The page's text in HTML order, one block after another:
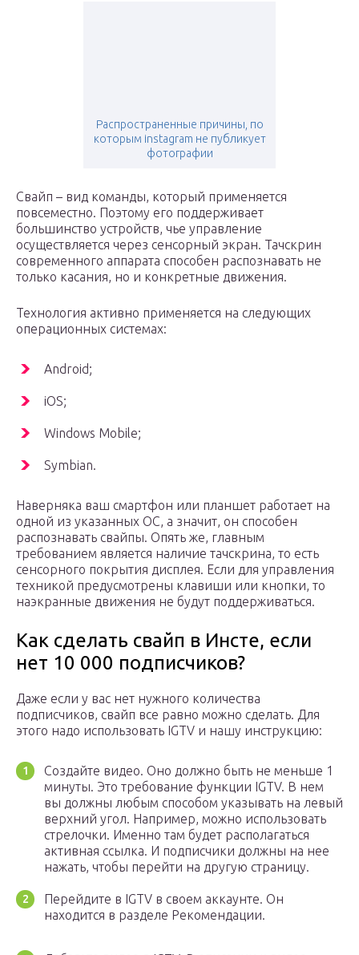
Распространенные причины, по
которым instagram не публикует
фотографии
Свайп – вид команды, который применяется
повсеместно. Поэтому его поддерживает
большинство устройств, чье управление
осуществляется через сенсорный экран. Тачскрин
современного аппарата способен распознавать не
только касания, но и конкретные движения.
Технология активно применяется на следующих
операционных системах:
Android;
iOS;
Windows Mobile;
Symbian.
Наверняка ваш смартфон или планшет работает на
одной из указанных ОС, а значит, он способен
распознавать свайпы. Опять же, главным
требованием является наличие тачскрина, то есть
сенсорного покрытия дисплея. Если для управления
техникой предусмотрены клавиши или кнопки, то
наэкранные движения не будут поддерживаться.
Как сделать свайп в Инсте, если
нет 10 000 подписчиков?
Даже если у вас нет нужного количества
подписчиков, свайп все равно можно сделать. Для
этого надо использовать IGTV и нашу инструкцию:
Создайте видео. Оно должно быть не меньше 1
минуты. Это требование функции IGTV. В нем
вы должны любым способом указывать на левый
верхний угол. Например, можно использовать
стрелочки. Именно там будет располагаться
активная ссылка. И подписчики должны на нее
нажать, чтобы перейти на другую страницу.
Перейдите в IGTV в своем аккаунте. Он
находится в разделе Рекомендации.